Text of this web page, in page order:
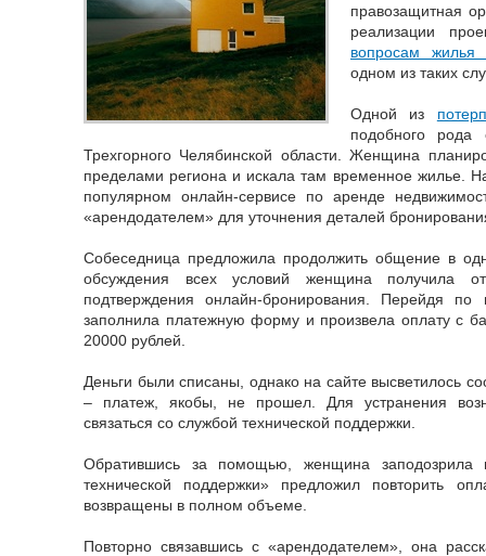
правозащитная
реализации
вопросам
одном из таких
Одной из
подобного рода
Трехгорного Челябинской области. Женщина
пределами региона и искала там временное жилье.
популярном онлайн-сервисе по аренде
«арендодателем» для уточнения деталей
Собеседница предложила продолжить общение в
обсуждения всех условий женщина получила
подтверждения онлайн-бронирования. Перейдя по
заполнила платежную форму и произвела оплату с
20000 рублей.
Деньги были списаны, однако на сайте высветилось
– платеж, якобы, не прошел. Для устранения
связаться со службой технической поддержки.
Обратившись за помощью, женщина заподозрила
технической поддержки» предложил повторить
возвращены в полном объеме.
Повторно связавшись с «арендодателем», она